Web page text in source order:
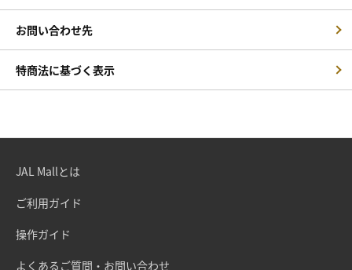
お問い合わせ先
特商法に基づく表示
JAL Mallとは
ご利用ガイド
操作ガイド
よくあるご質問・お問い合わせ